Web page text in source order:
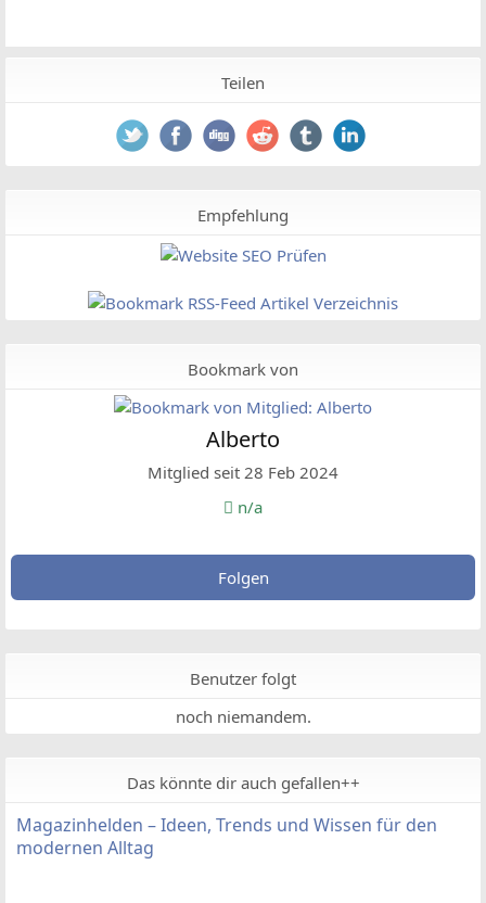
Teilen
Empfehlung
Bookmark von
Alberto
Mitglied seit 28 Feb 2024
n/a
Folgen
Benutzer folgt
noch niemandem.
Das könnte dir auch gefallen++
Magazinhelden – Ideen, Trends und Wissen für den
modernen Alltag